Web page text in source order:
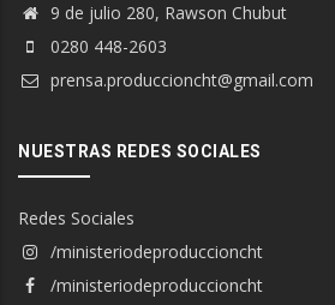
9 de julio 280, Rawson Chubut
0280 448-2603
prensa.produccioncht@gmail.com
NUESTRAS REDES SOCIALES
Redes Sociales
/ministeriodeproduccioncht
/ministeriodeproduccioncht